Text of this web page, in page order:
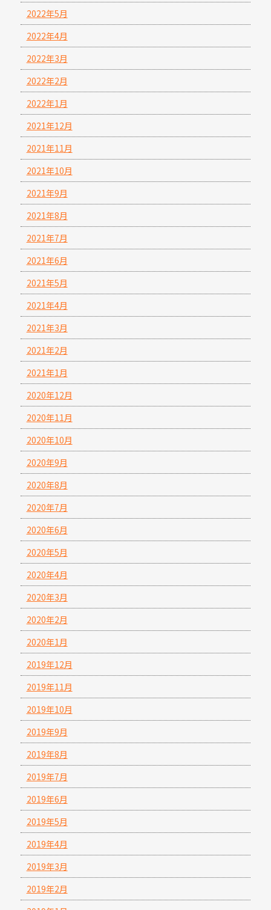
2022年5月
2022年4月
2022年3月
2022年2月
2022年1月
2021年12月
2021年11月
2021年10月
2021年9月
2021年8月
2021年7月
2021年6月
2021年5月
2021年4月
2021年3月
2021年2月
2021年1月
2020年12月
2020年11月
2020年10月
2020年9月
2020年8月
2020年7月
2020年6月
2020年5月
2020年4月
2020年3月
2020年2月
2020年1月
2019年12月
2019年11月
2019年10月
2019年9月
2019年8月
2019年7月
2019年6月
2019年5月
2019年4月
2019年3月
2019年2月